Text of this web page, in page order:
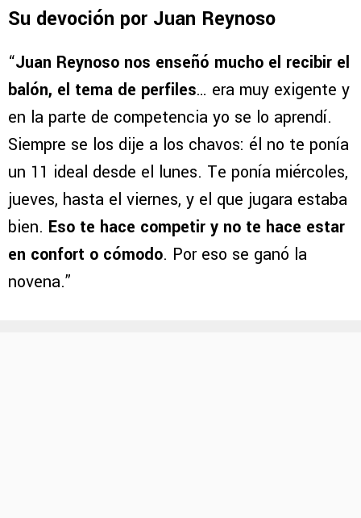
Su devoción por Juan Reynoso
“Juan Reynoso nos enseñó mucho el recibir el
balón, el tema de perfiles… era muy exigente y
en la parte de competencia yo se lo aprendí.
Siempre se los dije a los chavos: él no te ponía
un 11 ideal desde el lunes. Te ponía miércoles,
jueves, hasta el viernes, y el que jugara estaba
bien. Eso te hace competir y no te hace estar
en confort o cómodo. Por eso se ganó la
novena.”